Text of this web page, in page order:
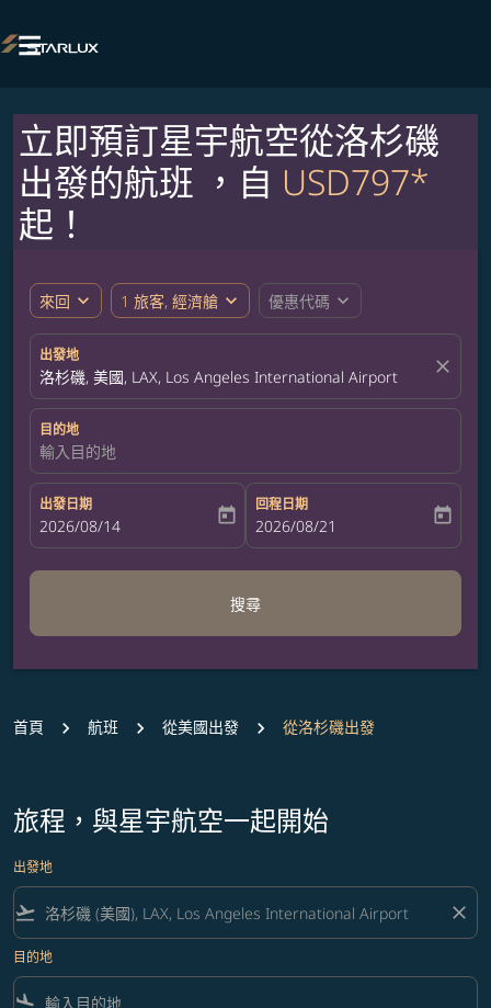

立即預訂星宇航空從洛杉磯
出發的航班 ，自 USD797*
起！
來回 expand_more 1 旅客, 經濟艙 expand_more 優惠代碼 expand_more
出發地
洛杉磯, 美國, LAX, Los Angeles International Airport close
目的地
輸入目的地
出發日期
fc-booking-departure-date-aria-label
2026/08/14 today
回程日期
fc-booking-return-date-aria-label
2026/08/21 today
搜尋
首頁 航班 從美國出發 從洛杉磯出發
旅程，與星宇航空一起開始
出發地
flight_takeoff close
目的地
flight_land